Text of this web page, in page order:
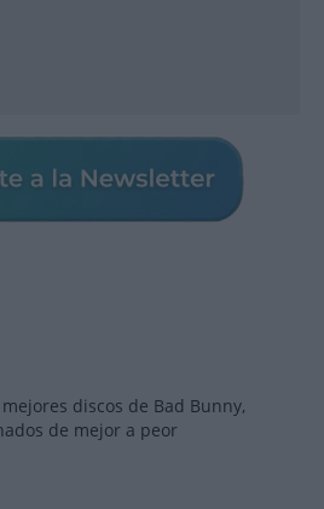
mejores discos de Bad Bunny,
de mejor a peor